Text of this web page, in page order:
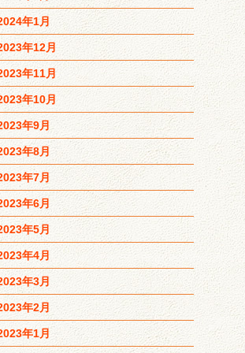
年1月
年12月
年11月
年10月
年9月
年8月
年7月
年6月
年5月
年4月
年3月
年2月
年1月